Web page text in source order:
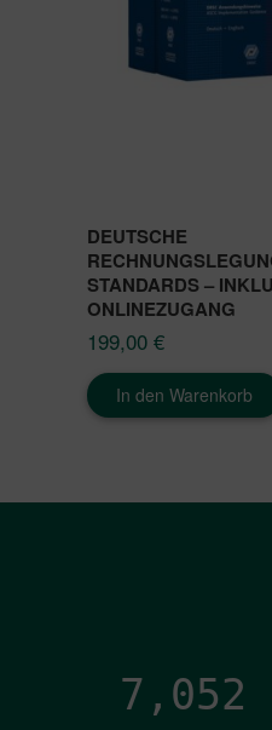
DEUTSCHE
STANDARDS –
ONLINEZUGANG
199,00 €
In den Warenkorb
7,052